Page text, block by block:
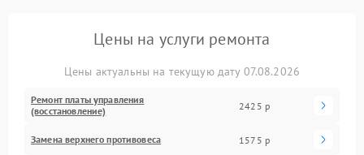
Цены на услуги ремонта
Цены актуальны на текущую дату 07.08.2026
Ремонт платы управления
(восстановление)
2425 р
Замена верхнего противовеса 1575 р